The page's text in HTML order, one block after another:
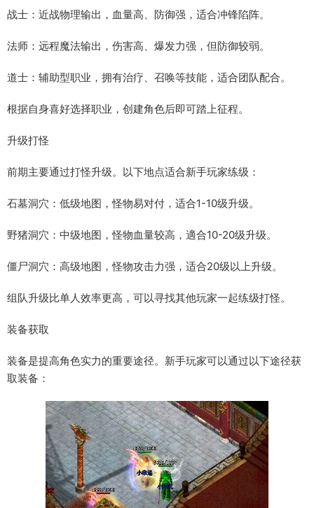
战士：近战物理输出，血量高、防御强，适合冲锋陷阵。
法师：远程魔法输出，伤害高、爆发力强，但防御较弱。
道士：辅助型职业，拥有治疗、召唤等技能，适合团队配合。
根据自身喜好选择职业，创建角色后即可踏上征程。
升级打怪
前期主要通过打怪升级。以下地点适合新手玩家练级：
石墓洞穴：低级地图，怪物易对付，适合1-10级升级。
野猪洞穴：中级地图，怪物血量较高，適合10-20级升级。
僵尸洞穴：高级地图，怪物攻击力强，适合20级以上升级。
组队升级比单人效率更高，可以寻找其他玩家一起练级打怪。
装备获取
装备是提高角色实力的重要途径。新手玩家可以通过以下途径获
取装备：